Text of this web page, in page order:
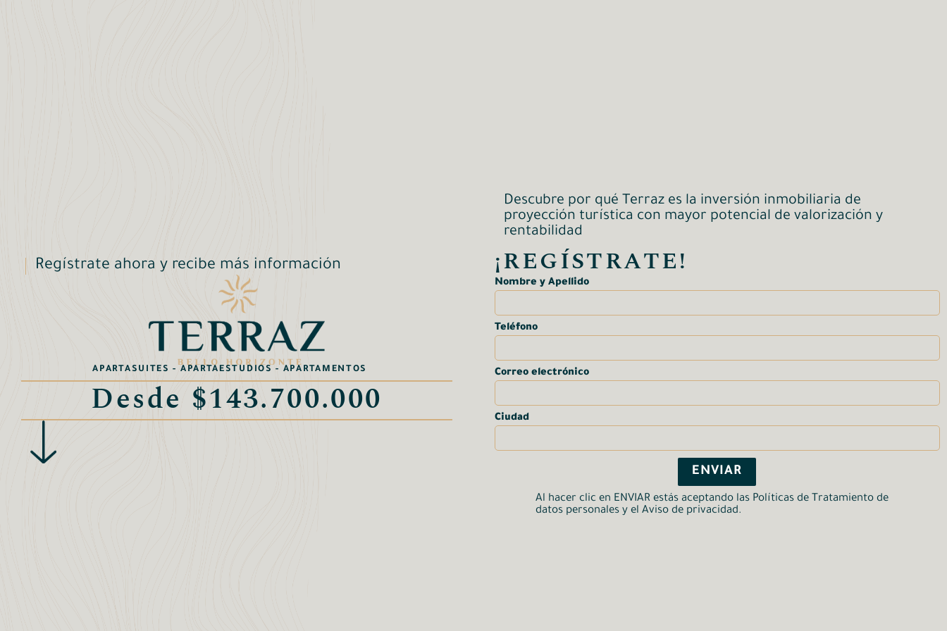
Regístrate ahora y recibe más información
APARTASUITES - APARTAESTUDIOS - APARTAMENTOS
Desde $143.700.000
Descubre por qué Terraz es la inversión inmobiliaria de
proyección turística con mayor potencial de valorización y
rentabilidad
¡REGÍSTRATE!
Nombre y Apellido
Teléfono
Correo electrónico
Ciudad
ENVIAR
Al hacer clic en ENVIAR estás aceptando las Políticas de Tratamiento de
datos personales y el Aviso de privacidad.